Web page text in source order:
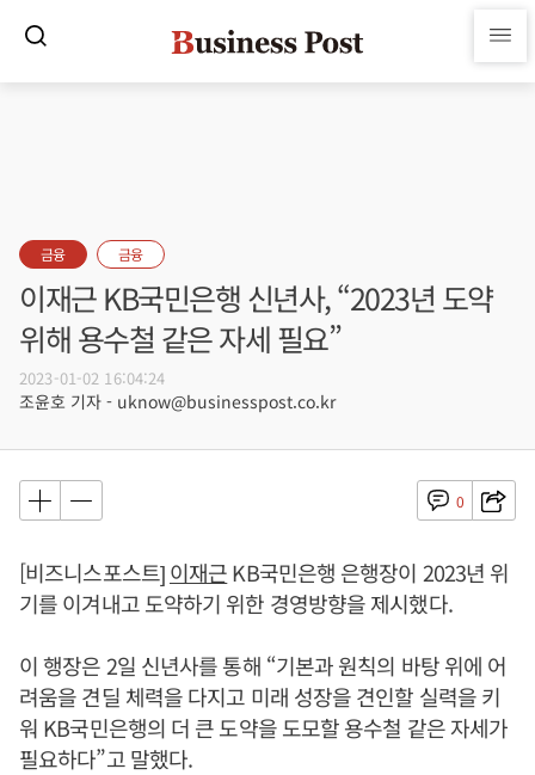
금융 금융
이재근 KB국민은행 신년사, “2023년 도약
위해 용수철 같은 자세 필요”
2023-01-02 16:04:24
조윤호 기자 - uknow@businesspost.co.kr
0
[비즈니스포스트]이재근KB국민은행 은행장이 2023년 위
기를 이겨내고 도약하기 위한 경영방향을 제시했다.
이 행장은 2일 신년사를 통해 “기본과 원칙의 바탕 위에 어
려움을 견딜 체력을 다지고 미래 성장을 견인할 실력을 키
워 KB국민은행의 더 큰 도약을 도모할 용수철 같은 자세가
필요하다”고 말했다.